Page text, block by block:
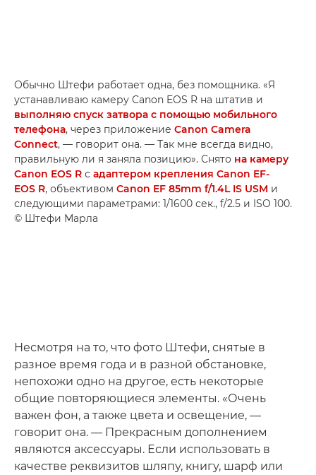
Обычно Штефи работает одна, без помощника. «Я
устанавливаю камеру Canon EOS R на штатив и
выполняю спуск затвора с помощью мобильного
телефона, через приложение Canon Camera
Connect, — говорит она. — Так мне всегда видно,
правильную ли я заняла позицию». Снято на камеру
Canon EOS R с адаптером крепления Canon EF-
EOS R, объективом Canon EF 85mm f/1.4L IS USM и
следующими параметрами: 1/1600 сек., f/2.5 и ISO 100.
© Штефи Марла
Несмотря на то, что фото Штефи, снятые в
разное время года и в разной обстановке,
непохожи одно на другое, есть некоторые
общие повторяющиеся элементы. «Очень
важен фон, а также цвета и освещение, —
говорит она. — Прекрасным дополнением
являются аксессуары. Если использовать в
качестве реквизитов шляпу, книгу, шарф или